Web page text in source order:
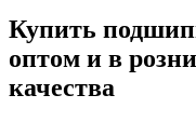
Купить
оптом и в
качества